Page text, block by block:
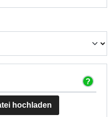
hochladen